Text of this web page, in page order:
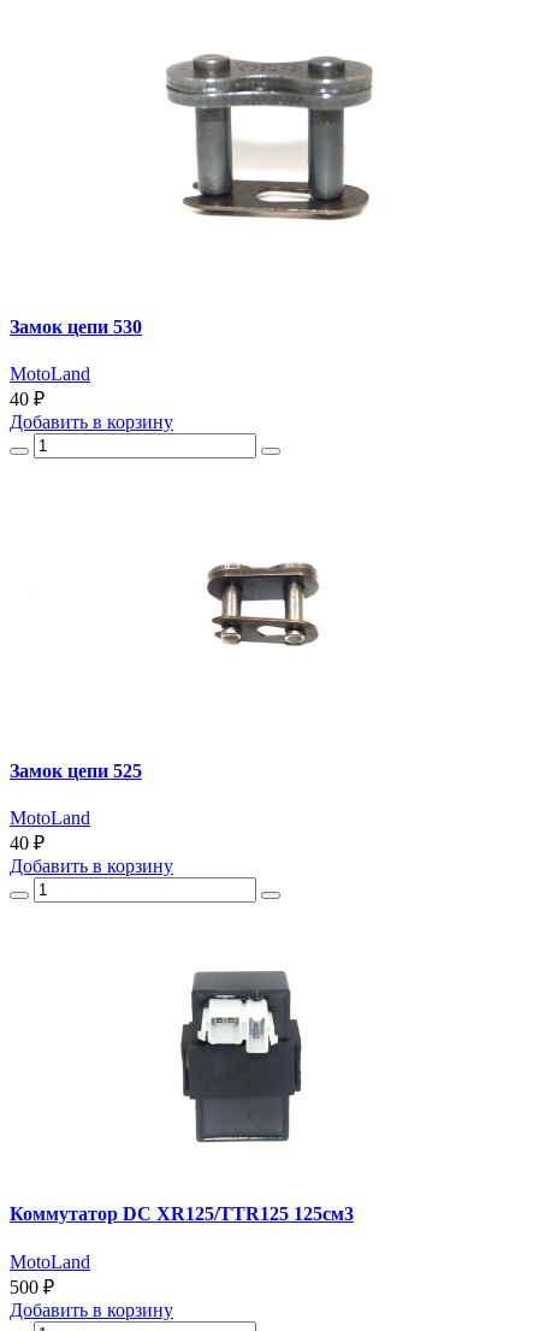
Замок цепи 530
MotoLand
40 ₽
Добавить в корзину
Замок цепи 525
MotoLand
40 ₽
Добавить в корзину
Коммутатор DC XR125/TTR125 125см3
MotoLand
500 ₽
Добавить в корзину